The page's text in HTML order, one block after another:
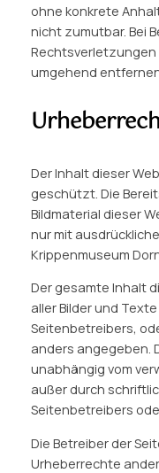
ohne konkrete
nicht zumutbar. Bei
Rechtsverletzungen
umgehend
Der Inhalt dieser
geschützt. Die
Bildmaterial dieser
nur mit
Krippenmuseum
Der gesamte Inhalt
aller Bilder und
Seitenbetreibers,
anders angegeben.
unabhängig vom
außer durch
Seitenbetreibers
Die Betreiber der
Urheberrechte